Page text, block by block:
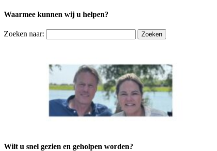
Waarmee kunnen wij u helpen?
Zoeken naar:
Wilt u snel gezien en geholpen worden?